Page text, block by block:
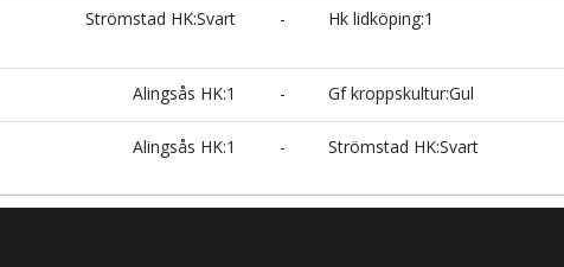
Strömstad HK:Svart - Hk lidköping:1
Alingsås HK:1 - Gf kroppskultur:Gul
Alingsås HK:1 - Strömstad HK:Svart